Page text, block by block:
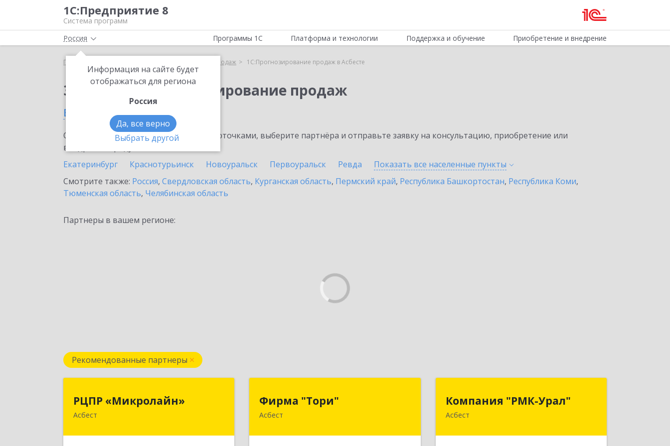
1С:Предприятие 8
Система программ
Россия
Информация на сайте будет
отображаться для региона
Россия
Да, все верно
Выбрать другой
Программы 1С Платформа и технологии Поддержка и обучение Приобретение и внедрение
Главная 1С:Прогнозирование продаж 1С:Прогнозирование продаж в Асбесте
Заказать 1С:Прогнозирование продаж
в Асбесте
Ознакомьтесь с информационными карточками, выберите партнёра и отправьте заявку на консультацию, приобретение или
внедрение продукта.
Екатеринбург
Краснотурьинск Новоуральск Первоуральск Ревда Показать все населенные пункты
Смотрите также: Россия, Свердловская область, Курганская область, Пермский край, Республика Башкортостан, Республика Коми,
Тюменская область, Челябинская область
Партнеры в вашем регионе:
Рекомендованные партнеры
РЦПР «Микролайн»
Асбест
РЦПР «Микролайн»
624272, Свердловская обл, Асбест г,
Фирма "Тори"
Асбест624286, Свердловская обл, Асбест г,
Компания "РМК-Урал"
Асбест624260, Свердловская обл, Асбест г,